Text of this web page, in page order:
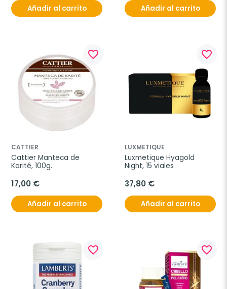
Añadir al carrito Añadir al carrito
favorite_border
CATTIER
Cattier Manteca de
Karité, 100g.
17,00 €
Añadir al carrito
favorite_border
LUXMETIQUE
Luxmetique Hyagold
Night, 15 viales
37,80 €
Añadir al carrito
favorite_border favorite_border